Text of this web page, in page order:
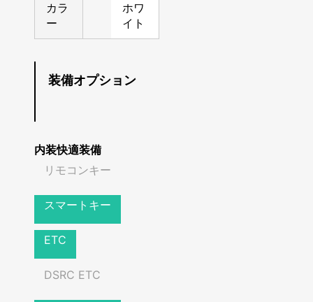
カラ
ー
ホワ
イト
装備オプション
内装快適装備
リモコンキー
スマートキー
ETC
DSRC ETC